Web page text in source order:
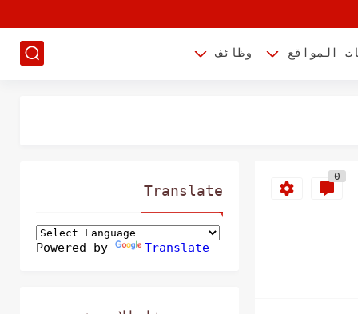
المواقع وظائف
0
Translate
Powered by Translate